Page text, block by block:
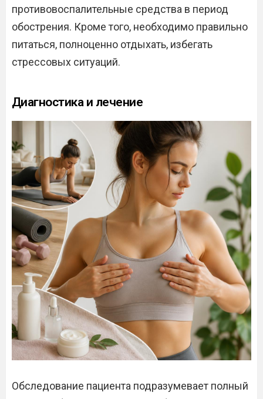
противовоспалительные средства в период
обострения. Кроме того, необходимо правильно
питаться, полноценно отдыхать, избегать
стрессовых ситуаций.
Диагностика и лечение
Обследование пациента подразумевает полный